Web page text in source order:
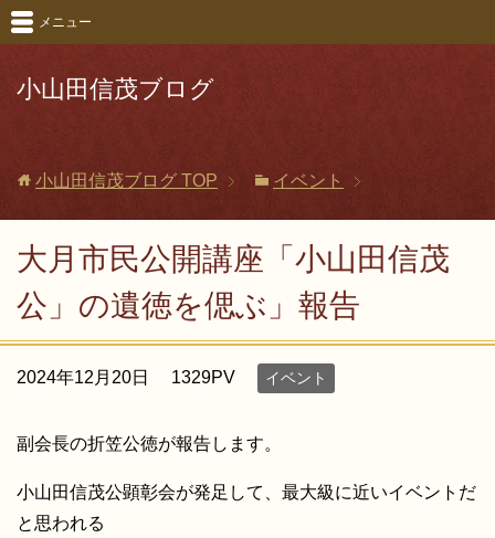
小山田信茂ブログ
メニュー
小山田信茂ブログ TOP イベント
大月市民公開講座「小山田信茂
公」の遺徳を偲ぶ」報告
2024年12月20日 1329PV イベント
副会長の折笠公徳が報告します。
小山田信茂公顕彰会が発足して、最大級に近いイベントだ
と思われる